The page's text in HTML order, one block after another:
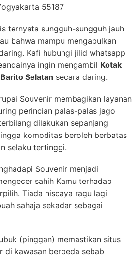
55187
ternyata sungguh-sungguh jauh
bahwa mampu mengabulkan
Kafi hubungi jilid whatsapp
ingin mengambil Kotak
Selatan secara daring.
Souvenir membagikan layanan
perincian palas-palas jago
dilakukan sepanjang
komoditas beroleh berbatas
selaku tertinggi.
Souvenir menjadi
sahih Kamu terhadap
Tiada niscaya ragu lagi
sahaja sekadar sebagai
(pinggan) memastikan situs
di kawasan berbeda sebab